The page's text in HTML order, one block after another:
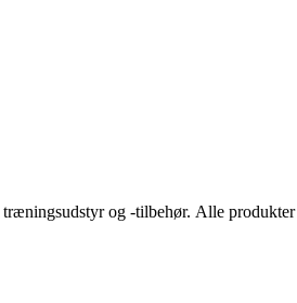
og -tilbehør. Alle produkter